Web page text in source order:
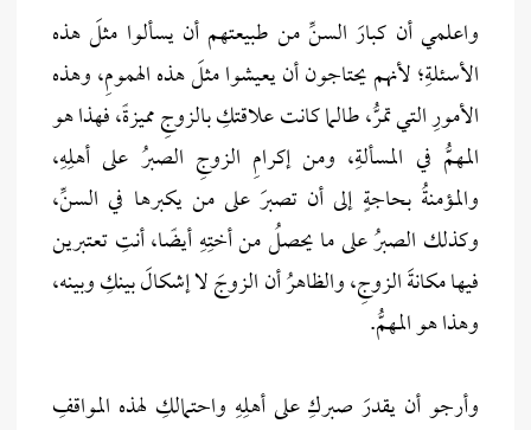
واعلمي أن كبارَ السنِّ من طبيعتهم أن يسألوا مثلَ هذه
الأسئلةِ؛ لأنهم يحتاجون أن يعيشوا مثلَ هذه الهمومِ، وهذه
الأمورِ التي تمرُّ، طالما كانت علاقتكِ بالزوجِ مميزةً، فهذا هو
المهمُّ في المسألةِ، ومن إكرامِ الزوجِ الصبرُ على أهلِهِ،
والمؤمنةُ بحاجةٍ إلى أن تصبرَ على من يكبرها في السنِّ،
وكذلك الصبرُ على ما يحصلُ من أختِهِ أيضًا، أنتِ تعتبرين
فيها مكانةَ الزوجِ، والظاهرُ أن الزوجَ لا إشكالَ بينكِ وبينه،
وهذا هو المهمُّ.
وأرجو أن يقدرَ صبركِ على أهلِهِ واحتمالكِ لهذه المواقفِ